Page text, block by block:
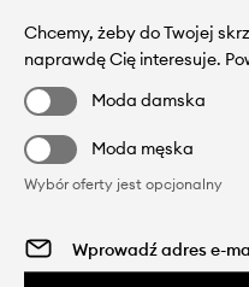
Chcemy, żeby do Twojej
naprawdę Cię interesuje.
Moda damska
Moda męska
Wybór oferty jest opcjonalny